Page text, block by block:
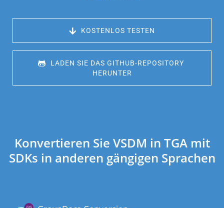
KOSTENLOS TESTEN
LADEN SIE DAS GITHUB-REPOSITORY
HERUNTER
Konvertieren Sie VSDM in TGA mit
SDKs in anderen gängigen Sprachen